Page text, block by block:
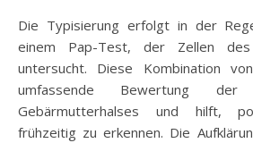
Die Typisierung erfolgt in der
einem Pap-Test, der Zellen des
untersucht. Diese Kombination
umfassende Bewertung der
Gebärmutterhalses und hilft,
frühzeitig zu erkennen. Die